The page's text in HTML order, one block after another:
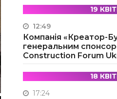
19
12:49
Компанія «Креатор-
генеральним
Construction Forum
18
17:24